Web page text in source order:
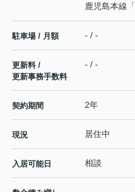
鹿児島本線 「
駐車場 / 月額 - / -
更新料 /
更新事務手数料
- / -
契約期間 2年
現況 居住中
入居可能日 相談